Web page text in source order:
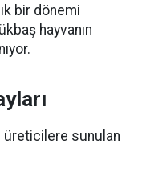
bir dönemi
hayvanın
üreticilere sunulan